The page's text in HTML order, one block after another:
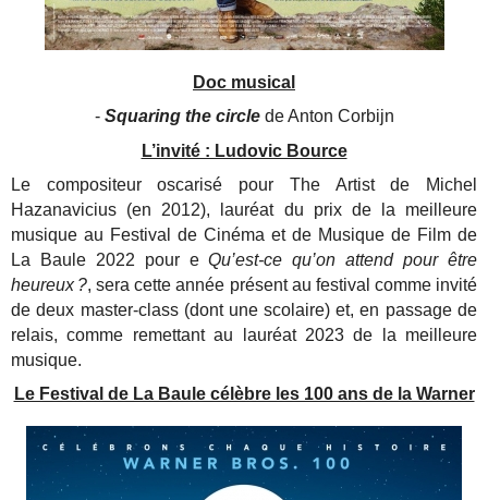
Doc musical
- Squaring the circlede Anton Corbijn
L’invité : Ludovic Bource
Le compositeur oscarisé pour The Artist de Michel
Hazanavicius (en 2012), lauréat du prix de la meilleure
musique au Festival de Cinéma et de Musique de Film de
La Baule 2022 pour eQu’est-ce qu’on attend pour être
heureux ?, sera cette année présent au festival comme invité
de deux master-class (dont une scolaire) et, en passage de
relais, comme remettant au lauréat 2023 de la meilleure
musique.
Le Festival de La Baule célèbre les 100 ans de la Warner